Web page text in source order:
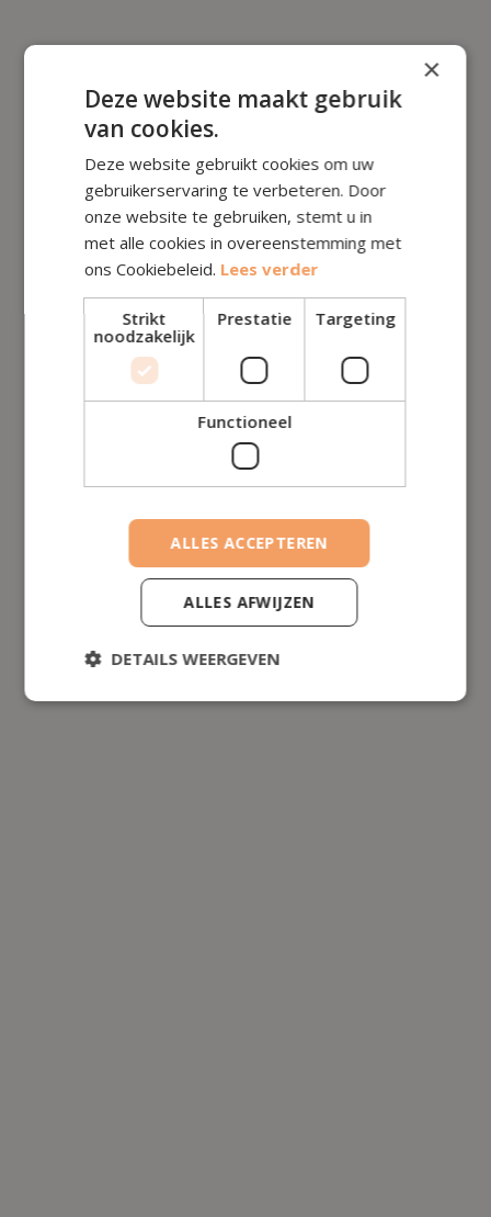
×
Deze website maakt gebruik
van cookies.
Deze website gebruikt cookies om uw
gebruikerservaring te verbeteren. Door
onze website te gebruiken, stemt u in
met alle cookies in overeenstemming met
ons Cookiebeleid. Lees verder
Strikt
noodzakelijk
Prestatie Targeting
Functioneel
ALLES ACCEPTEREN
ALLES AFWIJZEN
DETAILS WEERGEVEN